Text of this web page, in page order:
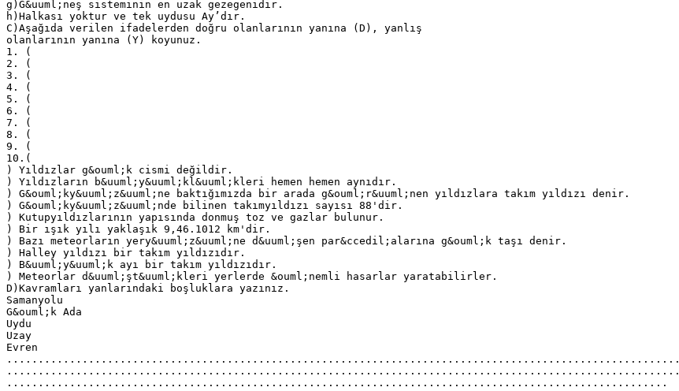
g)G&uuml;neş sisteminin en uzak gezegenidir.
h)Halkası yoktur ve tek uydusu Ay’dır.
C)Aşağıda verilen ifadelerden doğru olanlarının yanına (D), yanlış
olanlarının yanına (Y) koyunuz.
1. (
2. (
3. (
4. (
5. (
6. (
7. (
8. (
9. (
10.(
) Yıldızlar g&ouml;k cismi değildir.
) Yıldızların b&uuml;y&uuml;kl&uuml;kleri hemen hemen aynıdır.
) G&ouml;ky&uuml;z&uuml;ne baktığımızda bir arada g&ouml;r&uuml;nen yıldızlara takım yıldızı denir.
) G&ouml;ky&uuml;z&uuml;nde bilinen takımyıldızı sayısı 88'dir.
) Kutupyıldızlarının yapısında donmuş toz ve gazlar bulunur.
) Bir ışık yılı yaklaşık 9,46.1012 km'dir.
) Bazı meteorların yery&uuml;z&uuml;ne d&uuml;şen par&ccedil;alarına g&ouml;k taşı denir.
) Halley yıldızı bir takım yıldızıdır.
) B&uuml;y&uuml;k ayı bir takım yıldızıdır.
) Meteorlar d&uuml;şt&uuml;kleri yerlerde &ouml;nemli hasarlar yaratabilirler.
D)Kavramları yanlarındaki boşluklara yazınız.
Samanyolu
G&ouml;k Ada
Uydu
Uzay
Evren
...........................................................................................................
...........................................................................................................
.........................................................................................................